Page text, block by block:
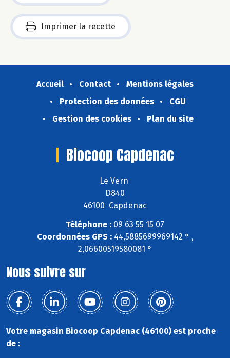
Imprimer la recette
Accueil Contact
Mentions légales
Protection des données
CGU
Gestion des cookies
Plan du site
Biocoop Capdenac
Le Vern
D840
46100 Capdenac
Téléphone : 09 63 55 15 07
Coordonnées GPS :44,5885699969142 ° ,
2,06600519580081 °
Nous suivre sur
Votre magasin Biocoop Capdenac (46100) est proche
de :